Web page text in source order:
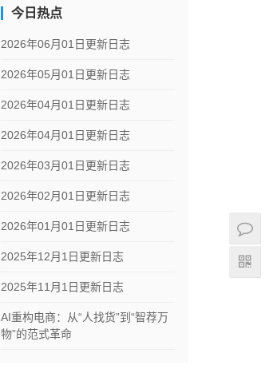
今日热点
2026年06月01日更新日志
2026年05月01日更新日志
2026年04月01日更新日志
2026年04月01日更新日志
2026年03月01日更新日志
2026年02月01日更新日志
2026年01月01日更新日志
2025年12月1日更新日志
2025年11月1日更新日志
AI重构电商：从“人找货”到“智荐万
物”的范式革命